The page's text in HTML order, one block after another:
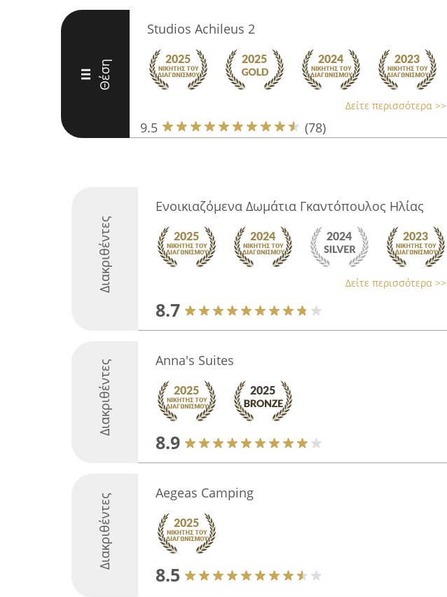
III Θέση
Studios Achileus 2
Δείτε περισσότερα >>
9.5 (78)
Διακριθέντες
Ενοικιαζόμενα Δωμάτια Γκαντόπουλος Ηλίας
Δείτε περισσότερα >>
8.7
Διακριθέντες Anna's Suites
8.9
Διακριθέντες Aegeas Camping
8.5